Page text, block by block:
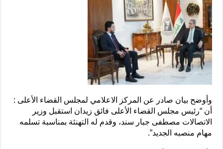
وأوضح بيان صادر عن المركز الاعلامي لمجلس القضاء الأعلى :
أن “رئيس مجلس القضاء الأعلى فائق زيدان استقبل وزير
الاتصالات مصطفى جبار سند، وقدم له التهنئة بمناسبة تسلمه
مهام منصبه الجديد”.